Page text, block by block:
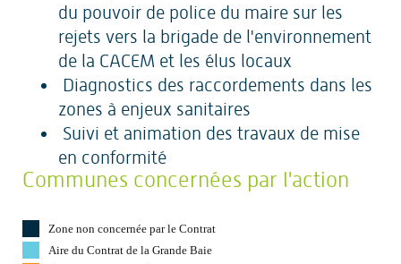
du pouvoir de police du maire sur les
rejets vers la brigade de l'environnement
de la CACEM et les élus locaux
Diagnostics des raccordements dans les
zones à enjeux sanitaires
Suivi et animation des travaux de mise
en conformité
Communes concernées par l'action
Zone non concernée par le Contrat
Aire du Contrat de la Grande Baie